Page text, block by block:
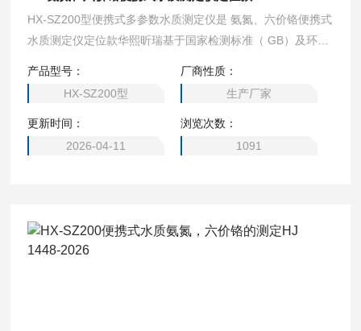
HX-SZ200型便携式多参数水质测定仪是 氨氮、六价铬便携式
水质测定仪定位款华熙昕瑞基于国家检测标准（ GB）及环境
简单、准确的检测为理念开发的一款便携式快速水质检测仪
器。
产品型号：
HX-SZ200型
厂商性质：
生产厂家
更新时间：
2026-04-11
浏览次数：
1091